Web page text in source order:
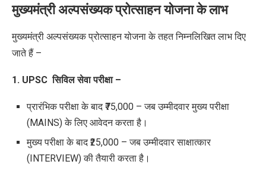
मुख्यमंत्री अल्पसंख्यक प्रोत्साहन योजना के लाभ
मुख्यमंत्री अल्पसंख्यक प्रोत्साहन योजना के तहत निम्नलिखित लाभ दिए
जाते हैं –
1. UPSC सिविल सेवा परीक्षा –
प्रारंभिक परीक्षा के बाद ₹75,000 – जब उम्मीदवार मुख्य परीक्षा
(MAINS) के लिए आवेदन करता है।
मुख्य परीक्षा के बाद ₹25,000 – जब उम्मीदवार साक्षात्कार
(INTERVIEW) की तैयारी करता है।